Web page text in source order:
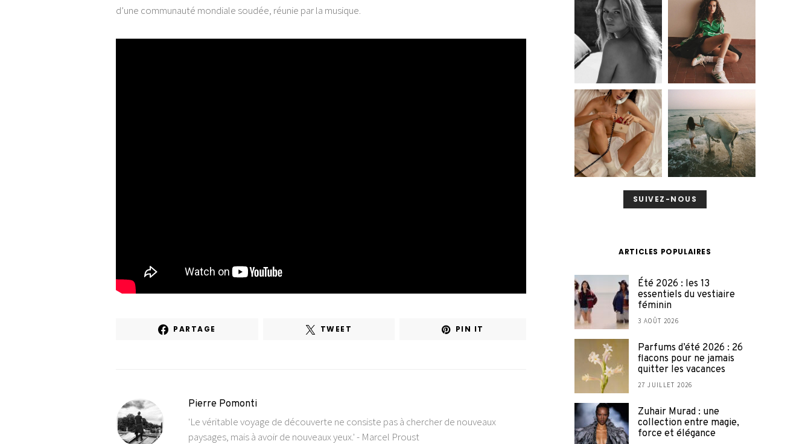
d’une communauté mondiale soudée, réunie par la musique.
PARTAGE TWEET PIN IT
Pierre Pomonti
'Le véritable voyage de découverte ne consiste pas à chercher de nouveaux
paysages, mais à avoir de nouveaux yeux.' - Marcel Proust
SUIVEZ-NOUS
ARTICLES POPULAIRES
Été 2026 : les 13
essentiels du vestiaire
féminin
3 AOÛT 2026
Parfums d’été 2026 : 26
flacons pour ne jamais
quitter les vacances
27 JUILLET 2026
Zuhair Murad : une
collection entre magie,
force et élégance